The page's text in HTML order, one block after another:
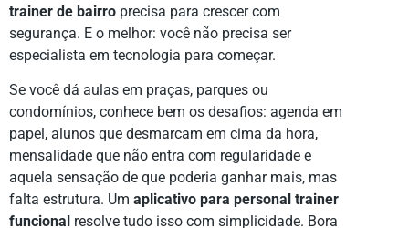
trainer de bairro precisa para crescer com
segurança. E o melhor: você não precisa ser
especialista em tecnologia para começar.
Se você dá aulas em praças, parques ou
condomínios, conhece bem os desafios: agenda em
papel, alunos que desmarcam em cima da hora,
mensalidade que não entra com regularidade e
aquela sensação de que poderia ganhar mais, mas
falta estrutura. Um aplicativo para personal trainer
funcional resolve tudo isso com simplicidade. Bora